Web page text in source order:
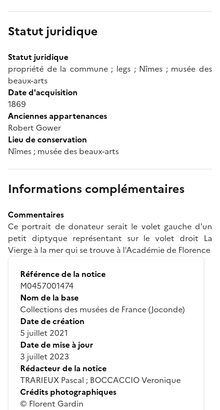
Statut juridique
Statut juridique
propriété de la commune ; legs ; Nîmes ; musée des
beaux-arts
Date d'acquisition
1869
Anciennes appartenances
Robert Gower
Lieu de conservation
Nîmes ; musée des beaux-arts
Informations complémentaires
Commentaires
Ce portrait de donateur serait le volet gauche d'un
petit diptyque représentant sur le volet droit La
Vierge à la mer qui se trouve à l'Académie de Florence
Référence de la notice
M0457001474
Nom de la base
Collections des musées de France (Joconde)
Date de création
5 juillet 2021
Date de mise à jour
3 juillet 2023
Rédacteur de la notice
TRARIEUX Pascal ; BOCCACCIO Veronique
Crédits photographiques
© Florent Gardin